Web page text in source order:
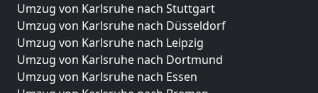
Umzug von Karlsruhe nach Stuttgart
Umzug von Karlsruhe nach Düsseldorf
Umzug von Karlsruhe nach Leipzig
Umzug von Karlsruhe nach Dortmund
Umzug von Karlsruhe nach Essen